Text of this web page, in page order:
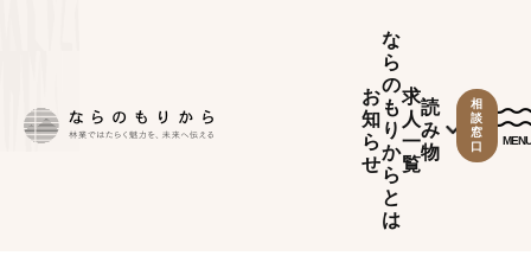
お
知
ら
せ
な
ら
の
も
り
か
ら
と
は
求
人
一
覧
読
み
物
相
談
窓
口
MENU